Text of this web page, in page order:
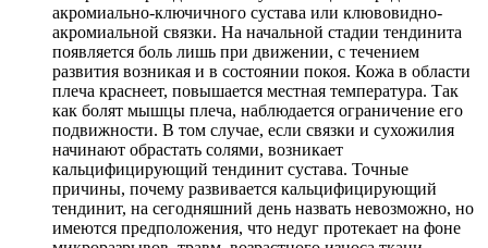
акромиально-ключичного сустава или клювовидно-
акромиальной связки. На начальной стадии тендинита
появляется боль лишь при движении, с течением
развития возникая и в состоянии покоя. Кожа в области
плеча краснеет, повышается местная температура. Так
как болят мышцы плеча, наблюдается ограничение его
подвижности. В том случае, если связки и сухожилия
начинают обрастать солями, возникает
кальцифицирующий тендинит сустава. Точные
причины, почему развивается кальцифицирующий
тендинит, на сегодняшний день назвать невозможно, но
имеются предположения, что недуг протекает на фоне